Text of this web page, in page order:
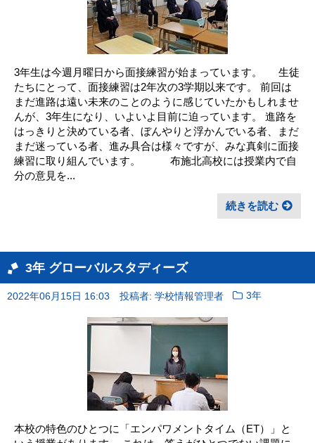
3年生は今週月曜日から面接練習が始まっています。 生徒
たちにとって、面接練習は2年次の3学期以来です。 前回は
まだ進路は遠い未来のことのように感じていたかもしれませ
んが、3年生になり、いよいよ目前に迫っています。 進路を
はっきりと決めている者、ぼんやりと浮かんでいる者、まだ
まだ迷っている者、進み具合は様々ですが、みな真剣に面接
練習に取り組んでいます。 布施北高校には授業内で自
分の意見を...
続きを読む
3年 グローバルスタディーズ
2022年06月15日 16:03 投稿者: 学校情報管理者 3年
本校の特色のひとつに「エンパワメントタイム（ET）」と